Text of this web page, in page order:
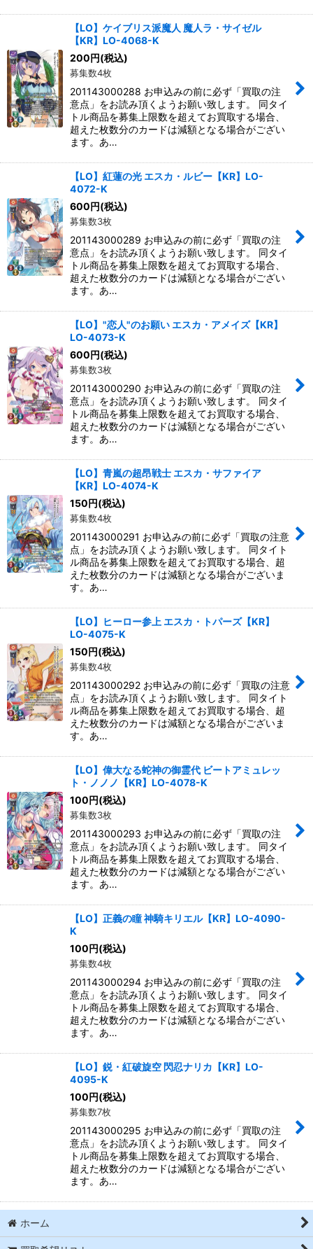
【LO】ケイブリス派魔人 魔人ラ・サイゼル
【KR】LO-4068-K
200円(税込)
募集数4枚
201143000288 お申込みの前に必ず「買取の注
意点」をお読み頂くようお願い致します。 同タイ
トル商品を募集上限数を超えてお買取する場合、
超えた枚数分のカードは減額となる場合がござい
ます。あ…
【LO】紅蓮の光 エスカ・ルビー【KR】LO-
4072-K
600円(税込)
募集数3枚
201143000289 お申込みの前に必ず「買取の注
意点」をお読み頂くようお願い致します。 同タイ
トル商品を募集上限数を超えてお買取する場合、
超えた枚数分のカードは減額となる場合がござい
ます。あ…
【LO】"恋人"のお願い エスカ・アメイズ【KR】
LO-4073-K
600円(税込)
募集数3枚
201143000290 お申込みの前に必ず「買取の注
意点」をお読み頂くようお願い致します。 同タイ
トル商品を募集上限数を超えてお買取する場合、
超えた枚数分のカードは減額となる場合がござい
ます。あ…
【LO】青嵐の超昂戦士 エスカ・サファイア
【KR】LO-4074-K
150円(税込)
募集数4枚
201143000291 お申込みの前に必ず「買取の注意
点」をお読み頂くようお願い致します。 同タイト
ル商品を募集上限数を超えてお買取する場合、超
えた枚数分のカードは減額となる場合がございま
す。あ…
【LO】ヒーロー参上 エスカ・トパーズ【KR】
LO-4075-K
150円(税込)
募集数4枚
201143000292 お申込みの前に必ず「買取の注意
点」をお読み頂くようお願い致します。 同タイト
ル商品を募集上限数を超えてお買取する場合、超
えた枚数分のカードは減額となる場合がございま
す。あ…
【LO】偉大なる蛇神の御霊代 ビートアミュレッ
ト・ノノノ【KR】LO-4078-K
100円(税込)
募集数3枚
201143000293 お申込みの前に必ず「買取の注
意点」をお読み頂くようお願い致します。 同タイ
トル商品を募集上限数を超えてお買取する場合、
超えた枚数分のカードは減額となる場合がござい
ます。あ…
【LO】正義の瞳 神騎キリエル【KR】LO-4090-
K
100円(税込)
募集数4枚
201143000294 お申込みの前に必ず「買取の注
意点」をお読み頂くようお願い致します。 同タイ
トル商品を募集上限数を超えてお買取する場合、
超えた枚数分のカードは減額となる場合がござい
ます。あ…
【LO】鋭・紅破旋空 閃忍ナリカ【KR】LO-
4095-K
100円(税込)
募集数7枚
201143000295 お申込みの前に必ず「買取の注
意点」をお読み頂くようお願い致します。 同タイ
トル商品を募集上限数を超えてお買取する場合、
超えた枚数分のカードは減額となる場合がござい
ます。あ…
ホーム